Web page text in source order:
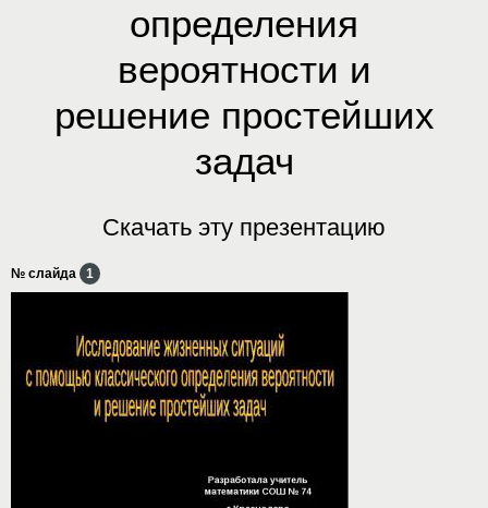
определения
вероятности и
решение простейших
задач
Скачать эту презентацию
№ слайда 1